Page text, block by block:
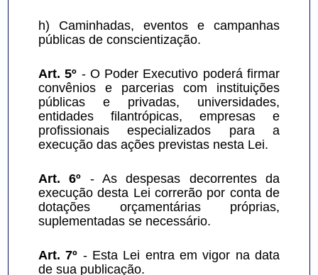
h) Caminhadas, eventos e campanhas
públicas de conscientização.
Art. 5º - O Poder Executivo poderá firmar
convênios e parcerias com instituições
públicas e privadas, universidades,
entidades filantrópicas, empresas e
profissionais especializados para a
execução das ações previstas nesta Lei.
Art. 6º - As despesas decorrentes da
execução desta Lei correrão por conta de
dotações orçamentárias próprias,
suplementadas se necessário.
Art. 7º - Esta Lei entra em vigor na data
de sua publicação.